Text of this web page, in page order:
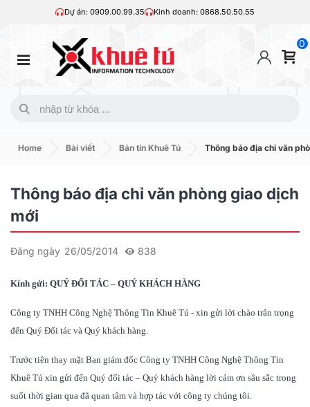
Dự án: 0909.00.99.35 Kinh doanh: 0868.50.50.55
0
Home Bài viết Bản tin Khuê Tú Thông báo địa chỉ văn
Thông báo địa chỉ văn phòng giao dịch
mới
Đăng ngày 26/05/2014 838
Kính gửi: QUÝ ĐỐI TÁC – QUÝ KHÁCH HÀNG
Công ty TNHH Công Nghệ Thông Tin Khuê Tú - xin gửi lời chào trân trọng
đến Quý Đối tác và Quý khách hàng.
Trước tiên thay mặt Ban giám đốc Công ty TNHH Công Nghệ Thông Tin
Khuê Tú xin gửi đến Quý đối tác – Quý khách hàng lời cảm ơn sâu sắc trong
suốt thời gian qua đã quan tâm và hợp tác với công ty chúng tôi.